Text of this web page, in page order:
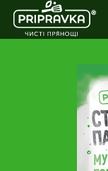
ПРОДУКТИ